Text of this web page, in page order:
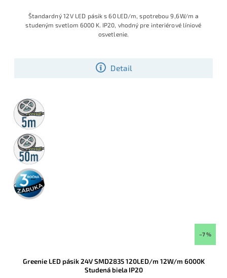
Detail
Štandardný 12 V LED pásik s 60 LED/m, spotrebou 9,6 W/m a
studeným svetlom 6000 K. IP20, vhodný pre interiérové líniové
osvetlenie.
5m
rolka
50m
rolka
3 roky
záruka
–7 %
Greenie LED pásik 24V SMD2835 120LED/m 12W/m 6000K
Studená biela IP20